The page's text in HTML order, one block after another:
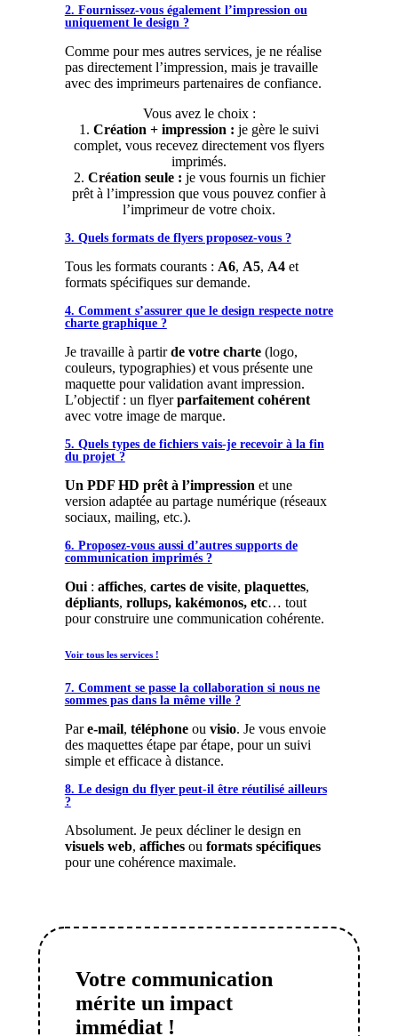
2. Fournissez-vous également l’impression ou
uniquement le design ?
Comme pour mes autres services, je ne réalise
pas directement l’impression, mais je travaille
avec des imprimeurs partenaires de confiance.
Vous avez le choix :
1. Création + impression : je gère le suivi
complet, vous recevez directement vos flyers
imprimés.
2. Création seule : je vous fournis un fichier
prêt à l’impression que vous pouvez confier à
l’imprimeur de votre choix.
3. Quels formats de flyers proposez-vous ?
Tous les formats courants : A6, A5, A4et
formats spécifiques sur demande.
4. Comment s’assurer que le design respecte notre
charte graphique ?
Je travaille à partirde votre charte(logo,
couleurs, typographies) et vous présente une
maquette pour validation avant impression.
L’objectif : un flyerparfaitement cohérent
avec votre image de marque.
5. Quels types de fichiers vais-je recevoir à la fin
du projet ?
Un PDF HD prêt à l’impression et une
version adaptée au partage numérique (réseaux
sociaux, mailing, etc.).
6. Proposez-vous aussi d’autres supports de
communication imprimés ?
Oui: affiches, cartes de visite, plaquettes,
dépliants, rollups, kakémonos, etc… tout
pour construire une communication cohérente.
Voir tous les services !
7. Comment se passe la collaboration si nous ne
sommes pas dans la même ville ?
Pare-mail, téléphoneou visio. Je vous envoie
des maquettes étape par étape, pour un suivi
simple et efficace à distance.
8. Le design du flyer peut-il être réutilisé ailleurs
?
Absolument. Je peux décliner le design en
visuels web, affichesou formats spécifiques
pour une cohérence maximale.
Votre communication
mérite un impact
immédiat !